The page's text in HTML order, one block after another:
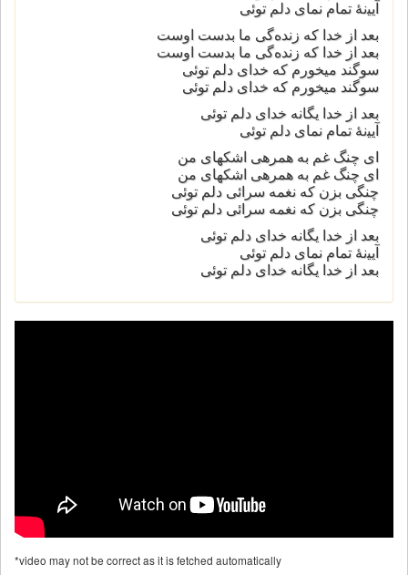
آﯾﯿنۀ ﺗﻤﺎﻡ ﻧﻤﺎی ﺩﻟﻢ ﺗﻮئی
ﺑﻌﺪ از ﺧﺪا ﮐﻪ زﻧﺪهﮔﯽ ﻣﺎ ﺑﺪﺳﺖ اوﺳﺖ
ﺑﻌﺪ از ﺧﺪا ﮐﻪ زﻧﺪهﮔﯽ ﻣﺎ ﺑﺪﺳﺖ اوﺳﺖ
ﺳﻮﮔﻨﺪ ﻣﯿﺨﻮرم ﮐﻪ ﺧﺪای ﺩﻟﻢ ﺗﻮئی
ﺳﻮﮔﻨﺪ ﻣﯿﺨﻮرم ﮐﻪ ﺧﺪای ﺩﻟﻢ ﺗﻮئی
ﺑﻌﺪ از خدا ﯾﮕﺎﻧﻪ ﺧﺪای ﺩﻟﻢ ﺗﻮئی
آﯾﯿنۀ ﺗﻤﺎﻡ ﻧﻤﺎی ﺩﻟﻢ ﺗﻮئی
ای چنگ غم به همرهی اشکهای من
ای چنگ غم به همرهی اشکهای من
چنگی بزن که نغمه سرائی دلم توئی
چنگی بزن که نغمه سرائی دلم توئی
ﺑﻌﺪ از خدا ﯾﮕﺎﻧﻪ ﺧﺪای ﺩﻟﻢ ﺗﻮئی
آﯾﯿنۀ ﺗﻤﺎﻡ ﻧﻤﺎی ﺩﻟﻢ ﺗﻮئی
ﺑﻌﺪ از خدا ﯾﮕﺎﻧﻪ ﺧﺪای ﺩﻟﻢ ﺗﻮئی
*video may not be correct as it is fetched automatically